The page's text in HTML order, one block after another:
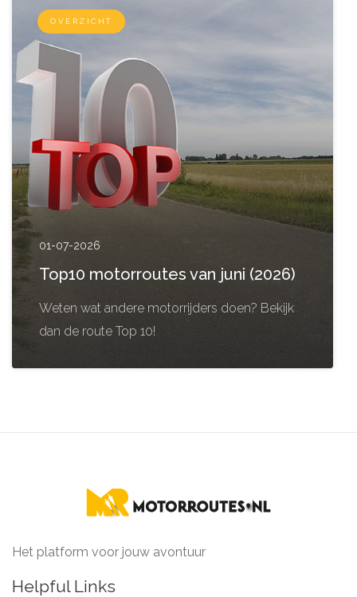
OVERZICHT
01-07-2026
Top10 motorroutes van juni (2026)
Weten wat andere motorrijders doen? Bekijk
dan de route Top 10!
Het platform voor jouw avontuur
Helpful Links